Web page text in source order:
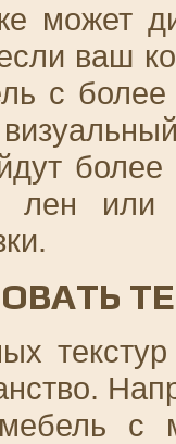
может
ваш
с
лен или
мебель